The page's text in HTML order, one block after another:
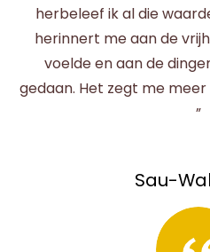
herbeleef ik al die
herinnert me aan de
voelde en aan de
gedaan. Het zegt me
”
Sau-